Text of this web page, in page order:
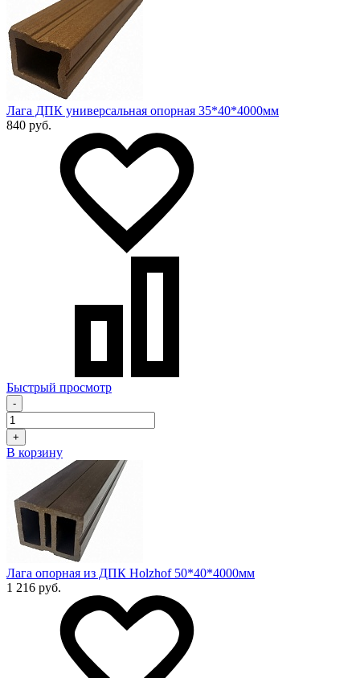
Лага ДПК универсальная опорная 35*40*4000мм
840 руб.
Быстрый просмотр
-
+
В корзину
Лага опорная из ДПК Holzhof 50*40*4000мм
1 216 руб.